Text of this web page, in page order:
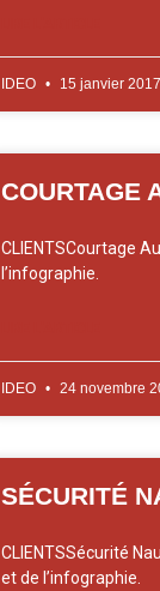
IDEO 15 janvier 2017
COURTAGE
CLIENTSCourtage
l’infographie.
IDEO 24 novembre
SÉCURITÉ
CLIENTSSécurité
et de l’infographie.